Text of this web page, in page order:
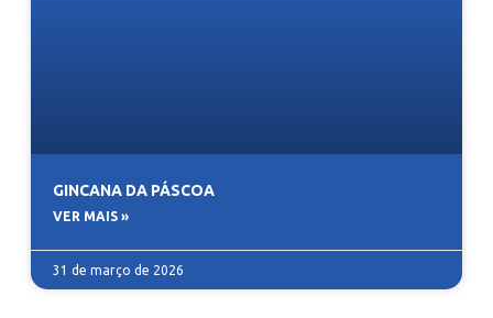
GINCANA DA PÁSCOA
VER MAIS »
31 de março de 2026